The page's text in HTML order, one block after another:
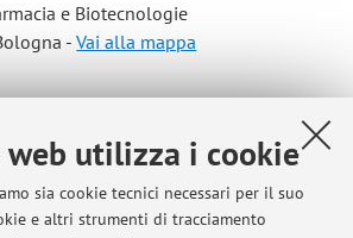
web utilizza i cookie
sia cookie tecnici necessari per il suo
e altri strumenti di tracciamento
e Biotecnologie
-Vai alla mappa
10 alle 12 via microsoft
di appuntamento tramite e.mail